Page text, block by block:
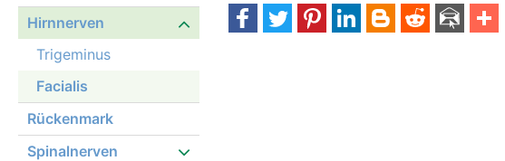
Hirnnerven
Trigeminus
Facialis
Rückenmark
Spinalnerven